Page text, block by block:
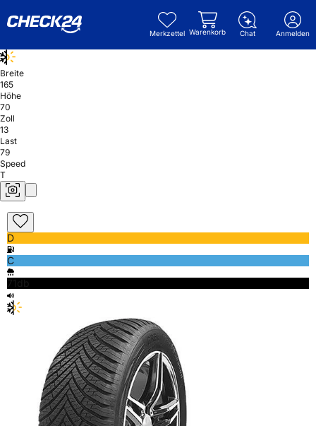
Merkzettel Warenkorb Chat Anmelden
Breite
165
Höhe
70
Zoll
13
Last
79
Speed
T
D
C
71db